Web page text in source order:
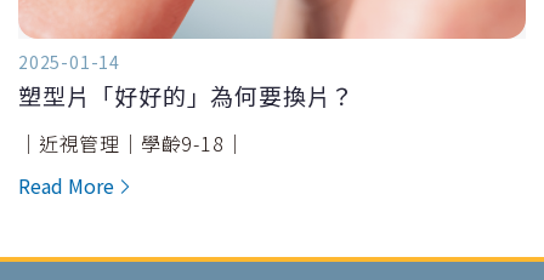
2025-01-14
塑型片「好好的」為何要換片？
｜近視管理｜學齡9-18｜
Read More